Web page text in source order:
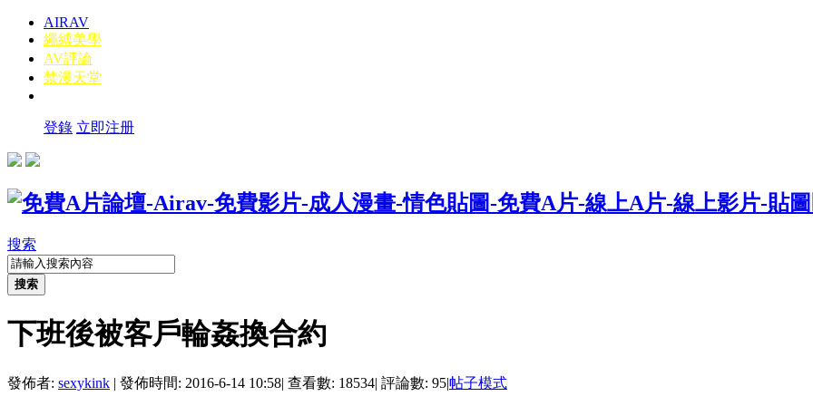
AIRAV
繩縛美學
AV評論
禁漫天堂
登錄 立即注册
搜索
搜索
下班後被客戶輪姦換合約
發佈者: sexykink | 發佈時間: 2016-6-14 10:58| 查看數: 18534| 評論數: 95|帖子模式